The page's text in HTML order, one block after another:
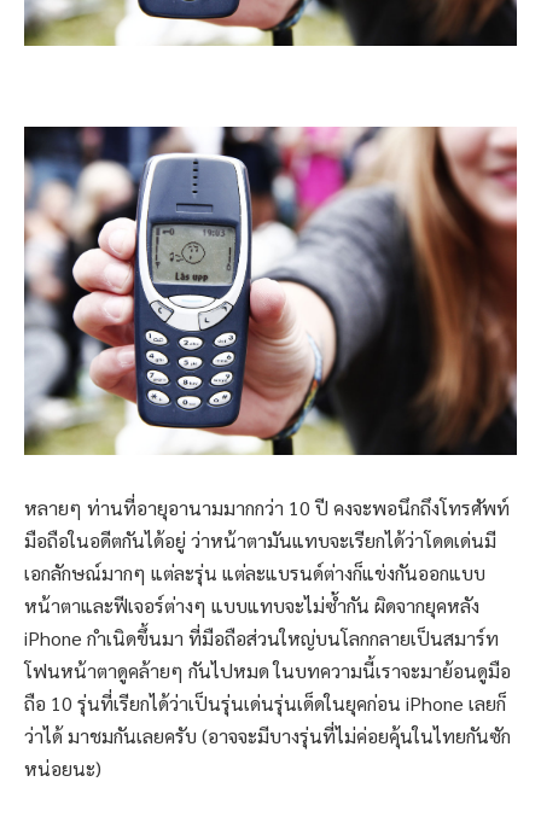
หลายๆ ท่านที่อายุอานามมากกว่า 10 ปี คงจะพอนึกถึงโทรศัพท์
มือถือในอดีตกันได้อยู่ ว่าหน้าตามันแทบจะเรียกได้ว่าโดดเด่นมี
เอกลักษณ์มากๆ แต่ละรุ่น แต่ละแบรนด์ต่างก็แข่งกันออกแบบ
หน้าตาและฟีเจอร์ต่างๆ แบบแทบจะไม่ซ้ำกัน ผิดจากยุคหลัง
iPhone กำเนิดขึ้นมา ที่มือถือส่วนใหญ่บนโลกกลายเป็นสมาร์ท
โฟนหน้าตาดูคล้ายๆ กันไปหมด ในบทความนี้เราจะมาย้อนดูมือ
ถือ 10 รุ่นที่เรียกได้ว่าเป็นรุ่นเด่นรุ่นเด็ดในยุคก่อน iPhone เลยก็
ว่าได้ มาชมกันเลยครับ (อาจจะมีบางรุ่นที่ไม่ค่อยคุ้นในไทยกันซัก
หน่อยนะ)